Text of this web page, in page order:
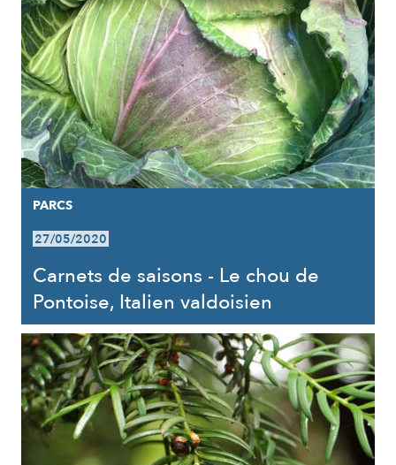
PARCS
27/05/2020
Carnets de saisons - Le chou de
Pontoise, Italien valdoisien